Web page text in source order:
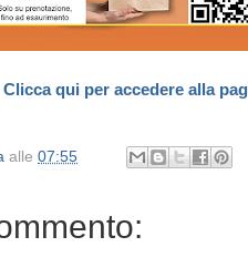
Clicca qui per accedere alla
alle 07:55